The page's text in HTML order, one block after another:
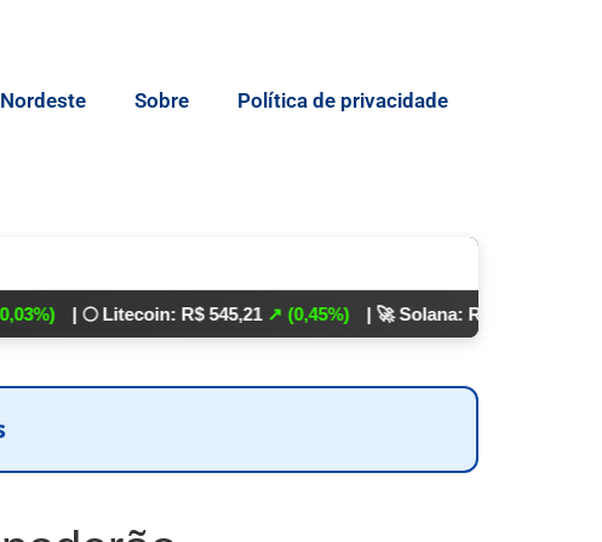
Nordeste Sobre Política de privacidade
Litecoin: R$ 545,21 ↗ (0,45%) | 🚀 Solana: R$ 862,24 ↘ (0,01%)